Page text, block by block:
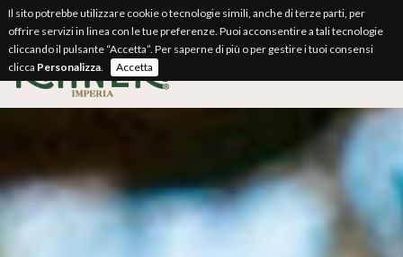
Il sito potrebbe utilizzare cookie o tecnologie simili, anche di terze parti, per
offrire servizi in linea con le tue preferenze. Puoi acconsentire a tali tecnologie
cliccando il pulsante “Accetta”. Per saperne di più o per gestire i tuoi consensi
clicca Personalizza. Accetta